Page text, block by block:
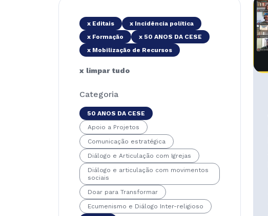
x Editais
x Incidência política
x Formação
x 50 ANOS DA CESE
x Mobilização de Recursos
x limpar tudo
Categoria
50 ANOS DA CESE
Apoio a Projetos
Comunicação estratégica
Diálogo e Articulação com Igrejas
Diálogo e articulação com movimentos
sociais
Doar para Transformar
Ecumenismo e Diálogo Inter-religioso